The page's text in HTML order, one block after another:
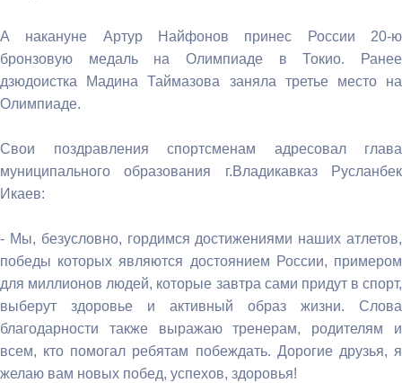
А накануне Артур Найфонов принес России 20-ю
бронзовую медаль на Олимпиаде в Токио. Ранее
дзюдоистка Мадина Таймазова заняла третье место на
Олимпиаде.
Свои поздравления спортсменам адресовал глава
муниципального образования г.Владикавказ Русланбек
Икаев:
- Мы, безусловно, гордимся достижениями наших атлетов,
победы которых являются достоянием России, примером
для миллионов людей, которые завтра сами придут в спорт,
выберут здоровье и активный образ жизни. Слова
благодарности также выражаю тренерам, родителям и
всем, кто помогал ребятам побеждать. Дорогие друзья, я
желаю вам новых побед, успехов, здоровья!